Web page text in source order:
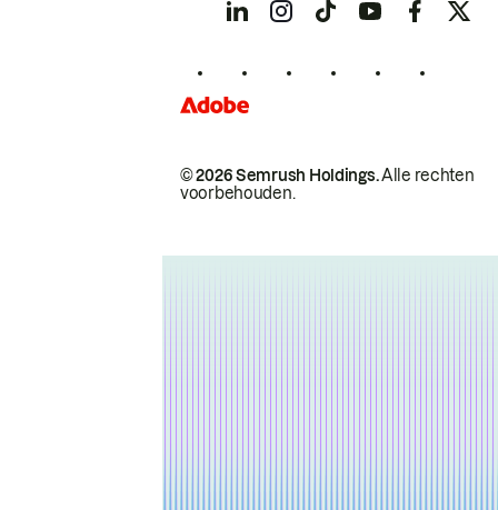
© 2026 Semrush Holdings.Alle rechten
voorbehouden.